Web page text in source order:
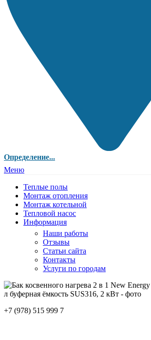
Определение...
Меню
Теплые полы
Монтаж отопления
Монтаж котельной
Тепловой насос
Информация
Наши работы
Отзывы
Статьи сайта
Контакты
Услуги по городам
+7 (978) 515 999 7